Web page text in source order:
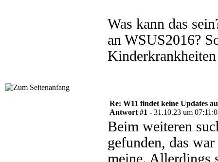
Was kann das
an WSUS2016?
Re: W11 findet keine Updates
Antwort #1 - 31.10.23 um
Beim weiteren
gefunden, das
meine. Allerdings